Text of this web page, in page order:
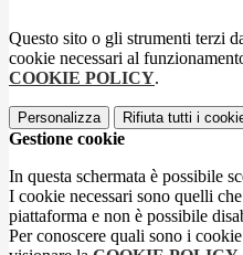
Questo sito o gli strumenti terzi
cookie necessari al
COOKIE POLICY.
Personalizza Rifiuta tutti i
Gestione cookie
In questa schermata è possibile
I cookie necessari sono quelli
piattaforma e non è possibile
Per conoscere quali sono i